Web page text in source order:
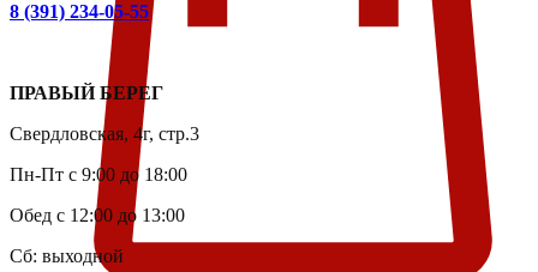
8 (391) 234-05-55
ПРАВЫЙ БЕРЕГ
Свердловская, 4г, стр.3
Пн-Пт с 9:00 до 18:00
Обед с 12:00 до 13:00
Сб: выходной